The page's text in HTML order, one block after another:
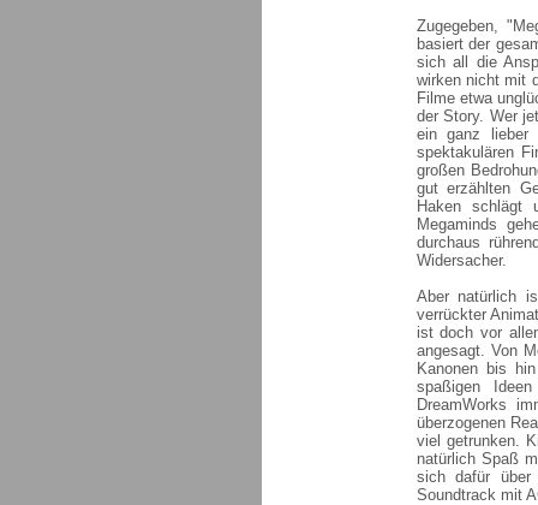
Zugegeben,
basiert der
sich all die
wirken nicht mit
Filme etwa
der Story. Wer
ein ganz
spektakulären
großen
gut erzählten
Haken schlägt
Megaminds
durchaus
Widersacher.
Aber natürlich
verrückter
ist doch vor
angesagt. Von
Kanonen bis
spaßigen
DreamWorks
überzogenen
viel getrunken.
natürlich Spaß
sich dafür über
Soundtrack mit